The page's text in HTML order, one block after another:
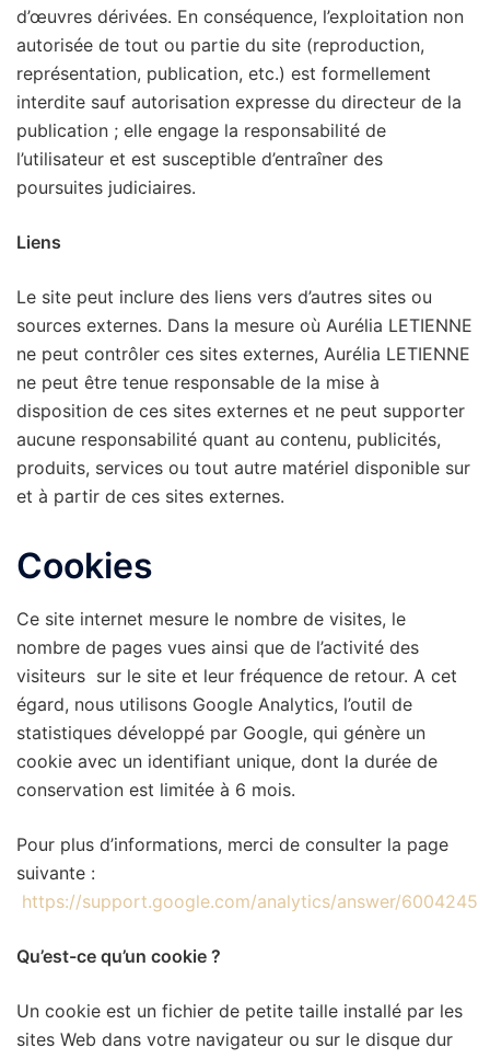
d’œuvres dérivées. En conséquence, l’exploitation non
autorisée de tout ou partie du site (reproduction,
représentation, publication, etc.) est formellement
interdite sauf autorisation expresse du directeur de la
publication ; elle engage la responsabilité de
l’utilisateur et est susceptible d’entraîner des
poursuites judiciaires.
Liens
Le site peut inclure des liens vers d’autres sites ou
sources externes. Dans la mesure où Aurélia LETIENNE
ne peut contrôler ces sites externes, Aurélia LETIENNE
ne peut être tenue responsable de la mise à
disposition de ces sites externes et ne peut supporter
aucune responsabilité quant au contenu, publicités,
produits, services ou tout autre matériel disponible sur
et à partir de ces sites externes.
Cookies
Ce site internet mesure le nombre de visites, le
nombre de pages vues ainsi que de l’activité des
visiteurs sur le site et leur fréquence de retour. A cet
égard, nous utilisons Google Analytics, l’outil de
statistiques développé par Google, qui génère un
cookie avec un identifiant unique, dont la durée de
conservation est limitée à 6 mois.
Pour plus d’informations, merci de consulter la page
suivante :
https://support.google.com/analytics/answer/6004245
Qu’est-ce qu’un cookie ?
Un cookie est un fichier de petite taille installé par les
sites Web dans votre navigateur ou sur le disque dur